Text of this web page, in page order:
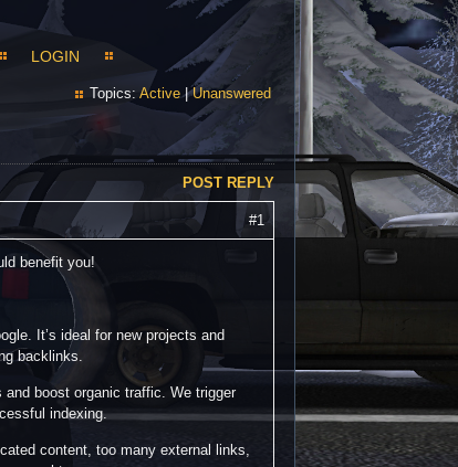
LOGIN
Topics: Active|Unanswered
POST REPLY
#1
benefit you!
It’s ideal for new projects and
backlinks.
boost organic traffic. We trigger
indexing.
content, too many external links,